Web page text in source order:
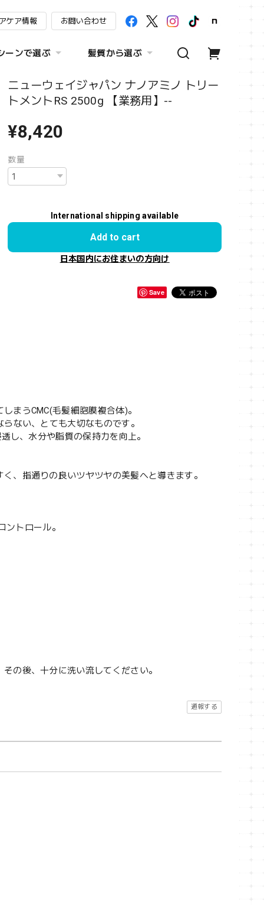
ケア情報 お問い合わせ
ーンで選ぶ 髪質から選ぶ
ニューウェイジャパン ナノアミノ トリー
トメントRS 2500g 【業務用】--
¥8,420
数量
International shipping available
Add to cart
日本国内にお住まいの方向け
Save
まうCMC(毛髪細胞膜複合体)。
ない、とても大切なものです。
し、水分や脂質の保持力を向上。
、指通りの良いツヤツヤの美髪へと導きます。
トロール。
の後、十分に洗い流してください。
通報する